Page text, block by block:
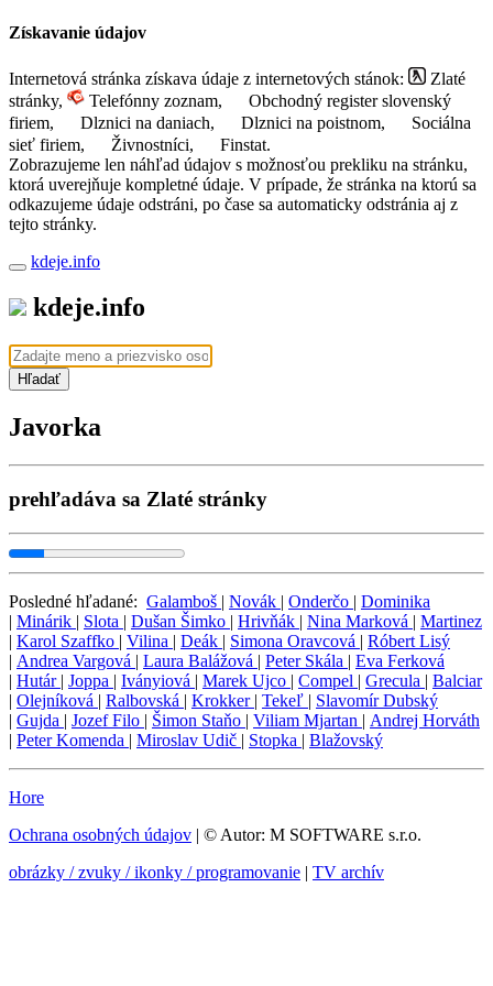
Získavanie údajov
Internetová stránka získava údaje z internetových stánok:
Zlaté
stránky,
Telefónny zoznam,
Obchodný register slovenský
firiem,
Dlznici na daniach, Dlznici na poistnom,
Sociálna
sieť firiem,
Živnostníci,
Finstat.
Zobrazujeme len náhľad údajov s možnosťou prekliku na stránku,
ktorá uverejňuje kompletné údaje. V prípade, že stránka na ktorú sa
odkazujeme údaje odstráni, po čase sa automaticky odstránia aj z
tejto stránky.
kdeje.info
kdeje.info
Hľadať
Javorka
prehľadáva sa Zlaté stránky
Posledné hľadané: Galamboš | Novák | Onderčo | Dominika
| Minárik | Slota | Dušan Šimko | Hrivňák | Nina Marková | Martinez
| Karol Szaffko | Vilina | Deák | Simona Oravcová | Róbert Lisý
| Andrea Vargová | Laura Balážová | Peter Skála | Eva Ferková
| Hutár | Joppa | Iványiová | Marek Ujco | Compel | Grecula | Balciar
| Olejníková | Ralbovská | Krokker | Tekeľ | Slavomír Dubský
| Gujda | Jozef Filo | Šimon Staňo | Viliam Mjartan | Andrej Horváth
| Peter Komenda | Miroslav Udič | Stopka | Blažovský
Hore
Ochrana osobných údajov | © Autor: M SOFTWARE s.r.o.
obrázky / zvuky / ikonky / programovanie | TV archív